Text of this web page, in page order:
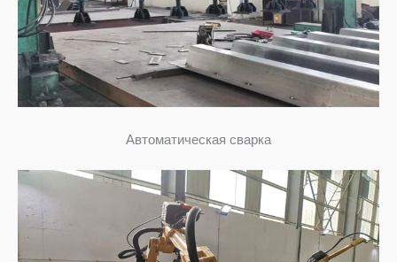
Автоматическая сварка